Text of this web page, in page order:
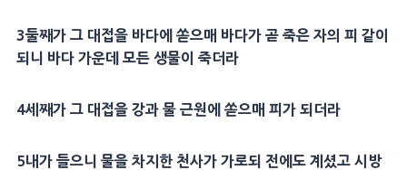
3둘째가 그 대접을 바다에 쏟으매 바다가 곧 죽은 자의 피 같이
되니 바다가운데 모든 생물이 죽더라
4세째가 그 대접을 강과 물 근원 에 쏟으매 피가 되더라
5내가 들으니 물을 차지한 천사가 가로되 전에도 계셨고 시방